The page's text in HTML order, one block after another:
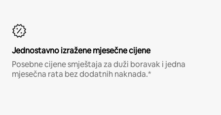
Jednostavno izražene mjesečne cijene
Posebne cijene smještaja za duži boravak i jedna
mjesečna rata bez dodatnih naknada.*